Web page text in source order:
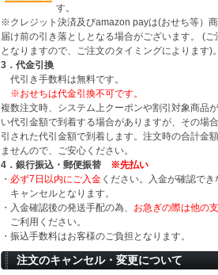
す。
※クレジット決済及びamazon payは(おせち等）
届け前の引き落としとなる場合がございます。 (
となりますので、ご注文のタイミングによります)。
3．代金引換
代引き手数料は無料です。
※おせちは代金引換不可です。
複数注文時、システム上クーポンや割引対象商品
い代引金額で到着する場合がありますが、その場
引された代引金額で到着します。注文時の合計金
ませんので、ご安心ください。
4．銀行振込・郵便振替 ※先払い
・ 必ず7日以内にご入金 ください。入金が確認でき
キャンセルとなります。
・入金確認後の発送手配の為、 お急ぎの際は他の
ご利用ください。
・振込手数料はお客様のご負担となります。
注文のキャンセル・変更について